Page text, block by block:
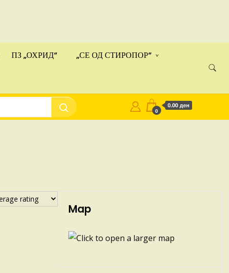
ПЗ „ОХРИД“ „СЕ ОД СТИРОПОР“
0
0.00 ден
Map